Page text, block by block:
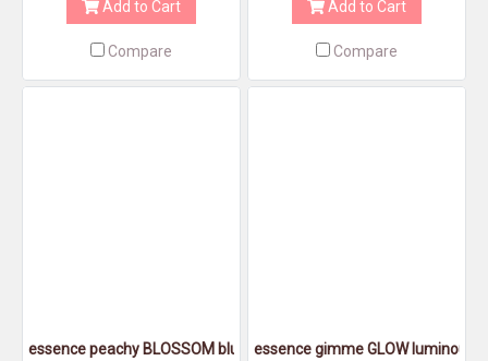
Add to Cart
Compare
พร้อมกระจกในตลับ
Add to Cart
Compare
essence peachy BLOSSOM blush & highlighter palette
essence gimme GLOW luminous